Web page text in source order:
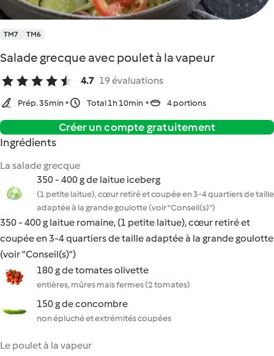
TM7 TM6
Salade grecque avec poulet à la vapeur
4.7 19 évaluations
Prép. 35min Total 1h 10min 4 portions
Créer un compte gratuitement
Ingrédients
La salade grecque
350 - 400 g de laitue iceberg
(1 petite laitue), cœur retiré et coupée en 3-4 quartiers de taille
adaptée à la grande goulotte (voir "Conseil(s)")
350 - 400 g laitue romaine, (1 petite laitue), cœur retiré et
coupée en 3-4 quartiers de taille adaptée à la grande goulotte
(voir "Conseil(s)")
180 g de tomates olivette
entières, mûres mais fermes (2 tomates)
150 g de concombre
non épluché et extrémités coupées
Le poulet à la vapeur